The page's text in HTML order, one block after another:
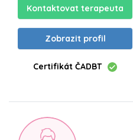
Kontaktovat terapeuta
Zobrazit profil
Certifikát ČADBT